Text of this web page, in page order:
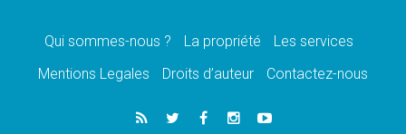
07.08.2026
de l'Assomption et mémoire nationale
«La paix commence par l'empathie» estime
le cardinal Parolin
Qui sommes-nous ? La propriété
Les services
Mentions Legales
Droits d’auteur Contactez-nous